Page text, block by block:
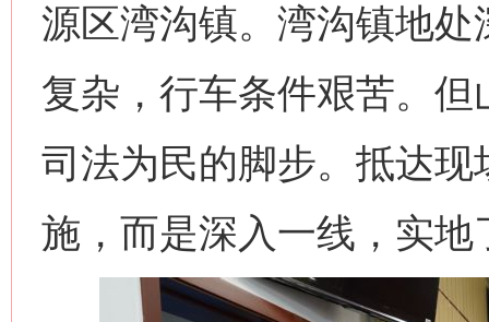
源区湾沟镇。湾沟镇地
复杂，行车条件艰苦。
司法为民的脚步。抵达
施，而是深入一线，实